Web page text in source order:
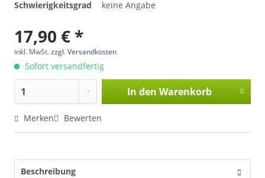
Schwierigkeitsgrad
keine Angabe
17,90 € *
inkl. MwSt.zzgl. Versandkosten
Sofort versandfertig
In den Warenkorb
Merken Bewerten
Beschreibung